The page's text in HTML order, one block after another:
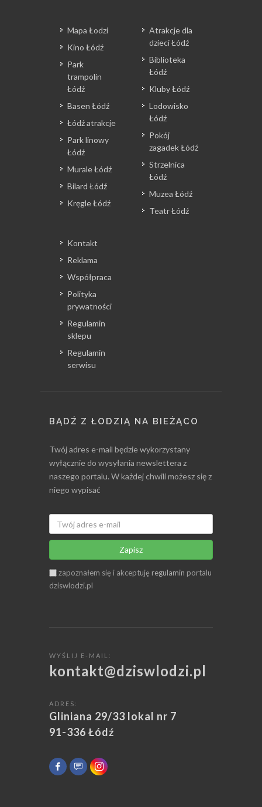
Mapa Łodzi
Kino Łódź
Park
trampolin
Łódź
Basen Łódź
Łódź atrakcje
Park linowy
Łódź
Murale Łódź
Bilard Łódź
Kręgle Łódź
Atrakcje dla
dzieci Łódź
Biblioteka
Łódź
Kluby Łódź
Lodowisko
Łódź
Pokój
zagadek Łódź
Strzelnica
Łódź
Muzea Łódź
Teatr Łódź
Kontakt
Reklama
Współpraca
Polityka
prywatności
Regulamin
sklepu
Regulamin
serwisu
BĄDŹ Z ŁODZIĄ NA BIEŻĄCO
Twój adres e-mail będzie wykorzystany
wyłącznie do wysyłania newslettera z
naszego portalu. W każdej chwili możesz się z
niego wypisać
Zapisz
zapoznałem się i akceptuję regulamin portalu
dziswlodzi.pl
WYŚLIJ E-MAIL:
kontakt@dziswlodzi.pl
ADRES:
Gliniana 29/33 lokal nr 7
91-336 Łódź